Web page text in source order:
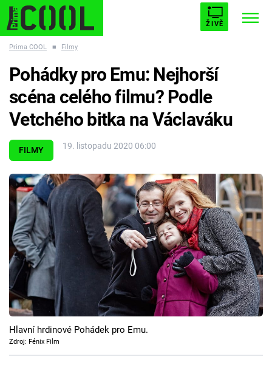
ŽIVĚ
ESCAPE PLNEJ KOTEL AVENGERS 5
Témata
Filmy
Seriály
Hry
Cool Esport
Pořady
TV Program
Prima COOL ■ Filmy
FILMY 19. listopadu 2020 06:00
Pohádky pro Emu: Nejhorší
scéna celého filmu? Podle
Vetchého bitka na Václaváku
Hlavní hrdinové Pohádek pro Emu.
Zdroj: Fénix Film